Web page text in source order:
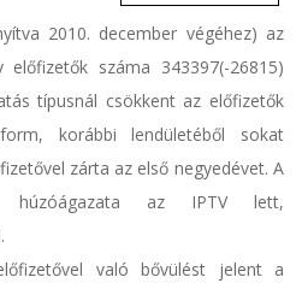
2010. december végéhez) az
száma 343397(-26815)
típusnál csökkent az előfizetők
korábbi lendületéből sokat
zárta az első negyedévet. A
húzóágazata az IPTV lett,
való bővülést jelent a